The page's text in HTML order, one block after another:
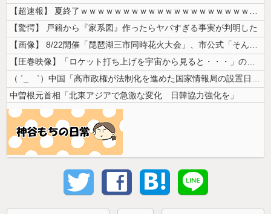
【超速報】 夏終了ｗｗｗｗｗｗｗｗｗｗｗｗｗｗｗｗｗｗｗｗｗｗｗｗｗｗ...
【驚愕】 戸籍から『家系図』作ったらヤバすぎる事実が判明した
【画像】 8/22開催「琵琶湖三市同時花火大会」、市公式「そんな花火大...
【圧巻映像】「ロケット打ち上げを宇宙から見ると・・・」の動画が衝撃的
（ ´_ゝ`）中国「高市政権が法制化を進めた国家情報局の設置日が7月3...
中曽根元首相「北東アジアで急激な変化 日韓協力強化を」